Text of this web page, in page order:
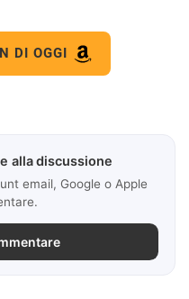
DI OGGI
alla discussione
email, Google o Apple